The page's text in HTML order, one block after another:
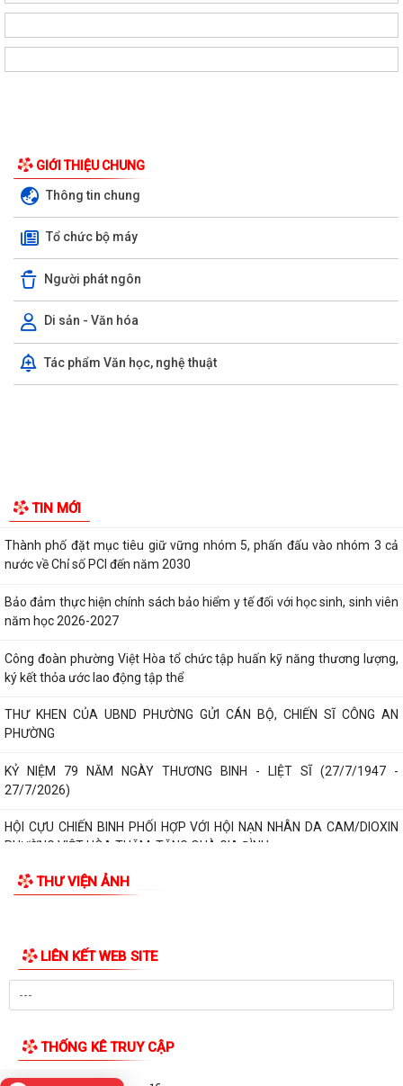
GIỚI THIỆU CHUNG
Tổ chức bộ máy
Tác phẩm Văn học, nghệ thuật
PHƯỜNG VIỆT HÒA TRIỂN KHAI KẾ HOẠCH THU THUẾ SỬ DỤNG ĐẤT
PHI NÔNG NGHIỆP NĂM 2026
Tuyển chọn thực tập sinh nam đi thực tập kỹ thuật tại Nhật Bản
UBND PHƯỜNG VIỆT HÒA TRIỂN KHAI TUYÊN TRUYỀN, NÂNG CAO KỸ
NĂNG SỬ DỤNG INTERNET, MẠNG XÃ HỘI AN...
Thông báo tuyển chọn ứng viên điều dưỡng, nhân viên chăm sóc đi
làm việc tại Nhật Bản theo Chương...
Khai mạc Giải bóng đá Thiếu niên, Nhi đồng phường Việt Hòa năm
Phường Việt Hòa triển khai nhiệm vụ và tổ chức hiệp đồng bảo đảm
phục vụ công tác lấy mẫu hài cốt...
Chủ động ứng phó với mưa lớn, lũ, ngập lụt, lũ quét, sạt lở đất, lốc, sét,
UBND thành phố yêu cầu rà soát, chuẩn hóa thủ tục hành chính, chấm
Phường Việt Hòa bế mạc Lớp bồi dưỡng kiến thức quốc phòng và an
ninh đối tượng 4 năm 2026.
Thông báo tuyển chọn thực tập sinh nữ đi thực tập kỹ thuật tại Nhật
PHƯỜNG VIỆT HÒA TỔ CHỨC HỘI NGHỊ TỔNG KẾT NĂM HỌC 2025 -
2026, TUYÊN DƯƠNG KHEN THƯỞNG CÁC TẬP THỂ,...